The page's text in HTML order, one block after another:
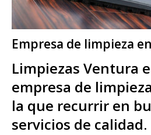
Empresa de limpieza
Limpiezas Ventura
empresa de
la que recurrir en
servicios de calidad.